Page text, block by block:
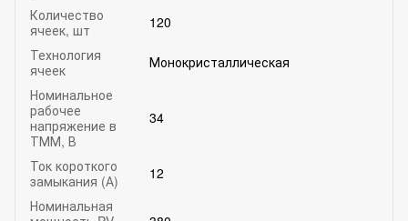
Количество
ячеек, шт
120
Технология
ячеек
Монокристаллическая
Номинальное
рабочее
напряжение в
ТММ, В
34
Ток короткого
замыкания (А)
12
Номинальная